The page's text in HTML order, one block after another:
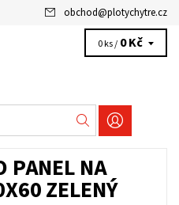
obchod@plotychytre.cz
0 ks / 0 Kč
PANEL NA
ZELENÝ